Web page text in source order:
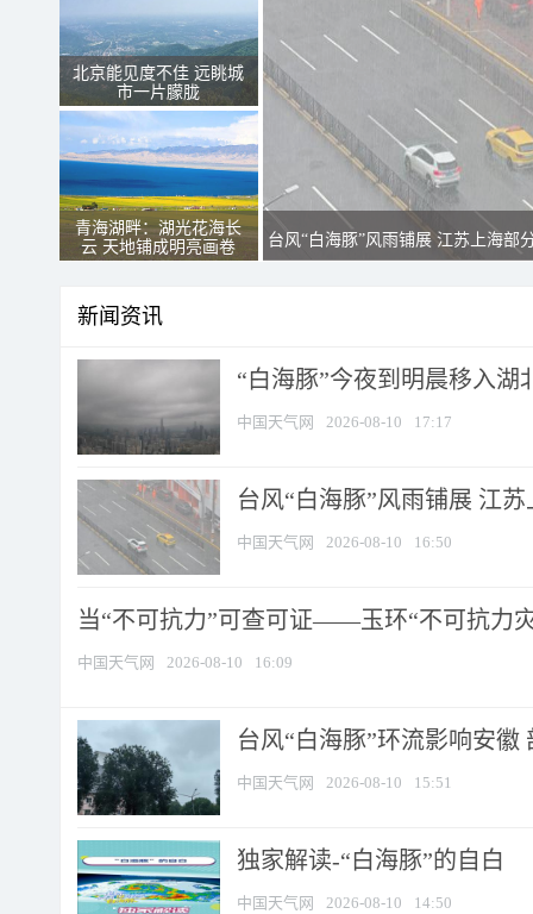
北京能见度不佳 远眺城
市一片朦胧
青海湖畔：湖光花海长
云 天地铺成明亮画卷
台风“白海豚”风雨铺展 江苏上海部
新闻资讯
“白海豚”今夜到明晨移入湖
中国天气网 2026-08-10 17:17
台风“白海豚”风雨铺展 江
中国天气网 2026-08-10 16:50
当“不可抗力”可查可证——玉环“不可抗力
中国天气网 2026-08-10 16:09
台风“白海豚”环流影响安
中国天气网 2026-08-10 15:51
​独家解读-“白海豚”的自白
中国天气网 2026-08-10 14:50